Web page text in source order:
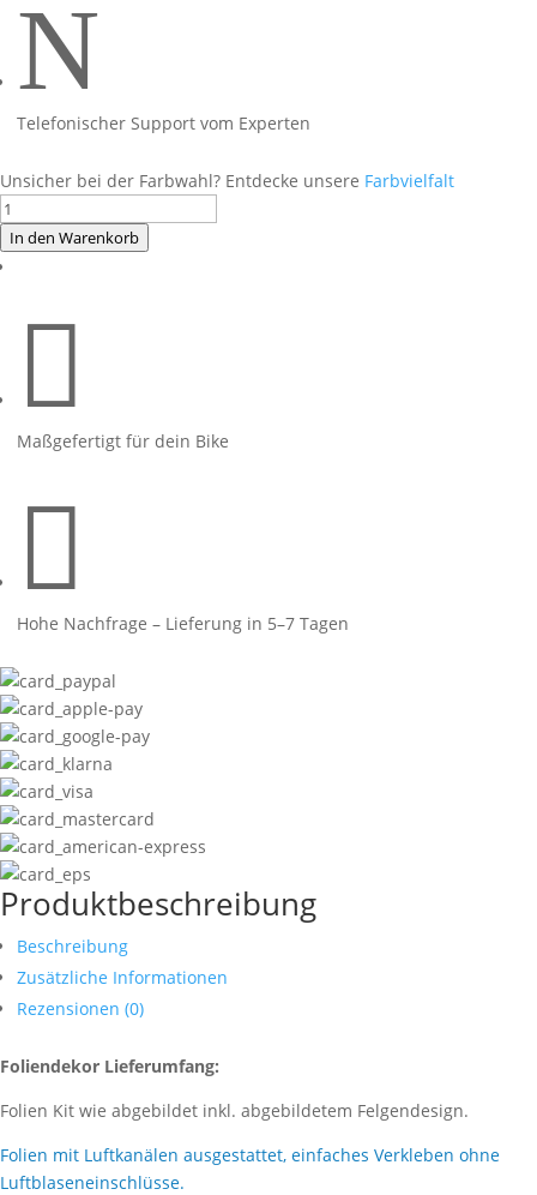
N
Telefonischer Support vom Experten
Unsicher bei der Farbwahl? Entdecke unsere Farbvielfalt
Foliendesign
BMW
G310R
Menge
In den Warenkorb

Maßgefertigt für dein Bike

Hohe Nachfrage – Lieferung in 5–7 Tagen
Produktbeschreibung
Beschreibung
Zusätzliche Informationen
Rezensionen (0)
Foliendekor Lieferumfang:
Folien Kit wie abgebildet inkl. abgebildetem Felgendesign.
Folien mit Luftkanälen ausgestattet, einfaches Verkleben ohne
Luftblaseneinschlüsse.